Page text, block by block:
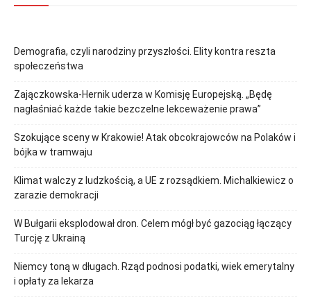
Demografia, czyli narodziny przyszłości. Elity kontra reszta
społeczeństwa
Zajączkowska-Hernik uderza w Komisję Europejską. „Będę
nagłaśniać każde takie bezczelne lekceważenie prawa”
Szokujące sceny w Krakowie! Atak obcokrajowców na Polaków i
bójka w tramwaju
Klimat walczy z ludzkością, a UE z rozsądkiem. Michalkiewicz o
zarazie demokracji
W Bułgarii eksplodował dron. Celem mógł być gazociąg łączący
Turcję z Ukrainą
Niemcy toną w długach. Rząd podnosi podatki, wiek emerytalny
i opłaty za lekarza